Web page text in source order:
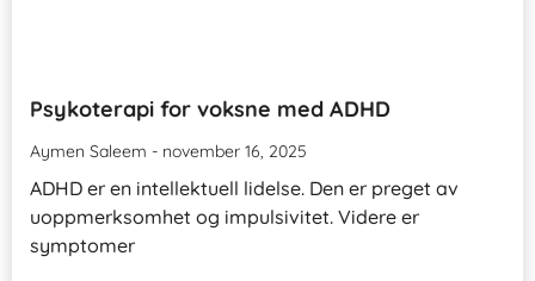
Psykoterapi for voksne med ADHD
Aymen Saleem november 16, 2025
ADHD er en intellektuell lidelse. Den er preget av
uoppmerksomhet og impulsivitet. Videre er
symptomer